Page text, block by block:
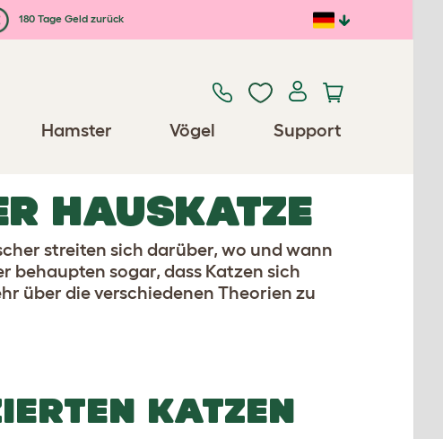
180 Tage Geld zurück
Hamster Vögel Support
HAUSKATZE
streiten sich darüber, wo und wann
behaupten sogar, dass Katzen sich
über die verschiedenen Theorien zu
KATZEN